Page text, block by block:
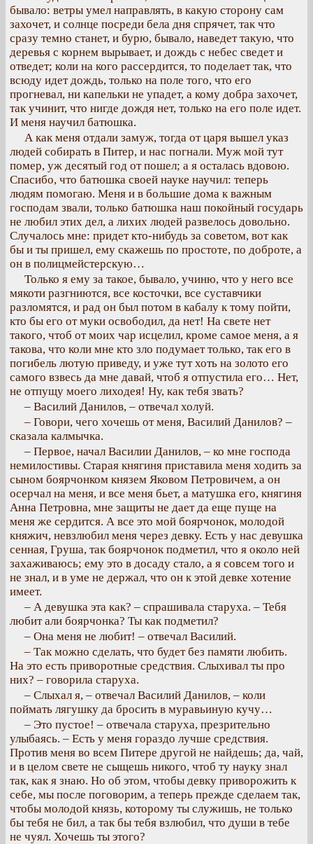
бывало: ветры умел направлять, в какую сторону сам
захочет, и солнце посреди бела дня спрячет, так что
сразу темно станет, и бурю, бывало, наведет такую, что
деревья с корнем вырывает, и дождь с небес сведет и
отведет; коли на кого рассердится, то поделает так, что
всюду идет дождь, только на поле того, что его
прогневал, ни капельки не упадет, а кому добра захочет,
так учинит, что нигде дождя нет, только на его поле идет.
И меня научил батюшка.
А как меня отдали замуж, тогда от царя вышел указ
людей собирать в Питер, и нас погнали. Муж мой тут
помер, уж десятый год от пошел; а я осталась вдовою.
Спасибо, что батюшка своей науке научил: теперь
людям помогаю. Меня и в большие дома к важным
господам звали, только батюшка наш покойный государь
не любил этих дел, а лихих людей развелось довольно.
Случалось мне: придет кто-нибудь за советом, вот как
бы и ты пришел, ему скажешь по простоте, по доброте, а
он в полицмейстерскую…
Только я ему за такое, бывало, учиню, что у него все
мякоти разгниются, все косточки, все суставчики
разломятся, и рад он был потом в кабалу к тому пойти,
кто бы его от муки освободил, да нет! На свете нет
такого, чтоб от моих чар исцелил, кроме самое меня, а я
такова, что коли мне кто зло подумает только, так его в
погибель лютую приведу, и уже тут хоть на золото его
самого взвесь да мне давай, чтоб я отпустила его… Нет,
не отпущу моего лиходея! Ну, как тебя звать?
– Василий Данилов, – отвечал холуй.
– Говори, чего хочешь от меня, Василий Данилов? –
сказала калмычка.
– Первое, начал Василии Данилов, – ко мне господа
немилостивы. Старая княгиня приставила меня ходить за
сыном боярчонком князем Яковом Петровичем, а он
осерчал на меня, и все меня бьет, а матушка его, княгиня
Анна Петровна, мне защиты не дает да еще пуще на
меня же сердится. А все это мой боярчонок, молодой
княжич, невзлюбил меня через девку. Есть у нас девушка
сенная, Груша, так боярчонок подметил, что я около ней
захаживаюсь; ему это в досаду стало, а я совсем того и
не знал, и в уме не держал, что он к этой девке хотение
имеет.
– А девушка эта как? – спрашивала старуха. – Тебя
любит али боярчонка? Ты как подметил?
– Она меня не любит! – отвечал Василий.
– Так можно сделать, что будет без памяти любить.
На это есть приворотные средствия. Слыхивал ты про
них? – говорила старуха.
– Слыхал я, – отвечал Василий Данилов, – коли
поймать лягушку да бросить в муравьиную кучу…
– Это пустое! – отвечала старуха, презрительно
улыбаясь. – Есть у меня гораздо лучше средствия.
Против меня во всем Питере другой не найдешь; да, чай,
и в целом свете не сыщешь никого, чтоб ту науку знал
так, как я знаю. Но об этом, чтобы девку приворожить к
себе, мы после поговорим, а теперь прежде сделаем так,
чтобы молодой князь, которому ты служишь, не только
бы тебя не бил, а так бы тебя взлюбил, что души в тебе
не чуял. Хочешь ты этого?